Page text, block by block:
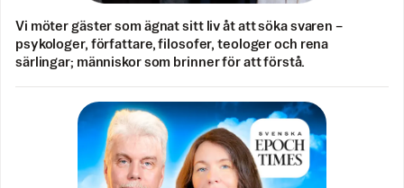
Vi möter gäster som ägnat sitt liv åt att söka svaren –
psykologer, författare, filosofer, teologer och rena
särlingar; människor som brinner för att förstå.